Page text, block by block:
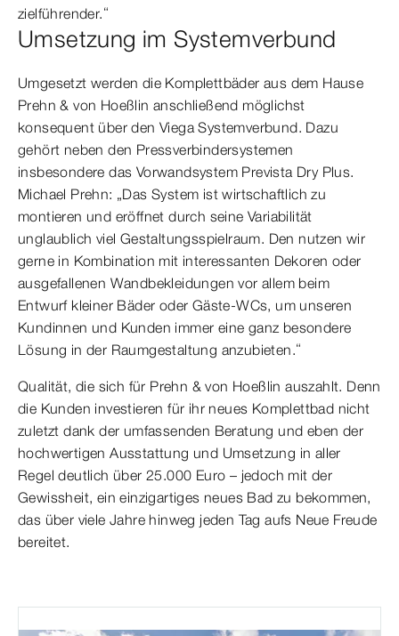
zielführender.“
Umsetzung im Systemverbund
Umgesetzt werden die Komplettbäder aus dem Hause
Prehn & von Hoeßlin anschließend möglichst
konsequent über den Viega Systemverbund. Dazu
gehört neben den Pressverbindersystemen
insbesondere das Vorwandsystem Prevista Dry Plus.
Michael Prehn: „Das System ist wirtschaftlich zu
montieren und eröffnet durch seine Variabilität
unglaublich viel Gestaltungsspielraum. Den nutzen wir
gerne in Kombination mit interessanten Dekoren oder
ausgefallenen Wandbekleidungen vor allem beim
Entwurf kleiner Bäder oder Gäste-WCs, um unseren
Kundinnen und Kunden immer eine ganz besondere
Lösung in der Raumgestaltung anzubieten.“
Qualität, die sich für Prehn & von Hoeßlin auszahlt. Denn
die Kunden investieren für ihr neues Komplettbad nicht
zuletzt dank der umfassenden Beratung und eben der
hochwertigen Ausstattung und Umsetzung in aller
Regel deutlich über 25.000 Euro – jedoch mit der
Gewissheit, ein einzigartiges neues Bad zu bekommen,
das über viele Jahre hinweg jeden Tag aufs Neue Freude
bereitet.